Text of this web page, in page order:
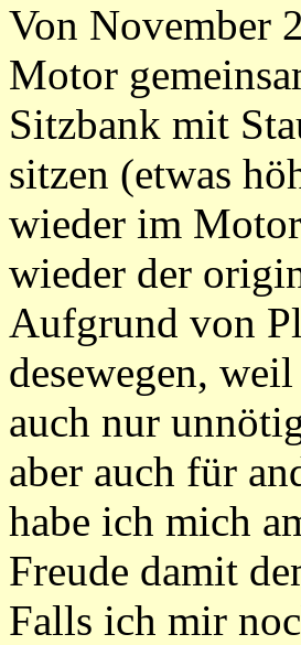
Von November
Motor
Sitzbank mit
sitzen (etwas
wieder im
wieder der
Aufgrund von
desewegen,
auch nur
aber auch für
habe ich mich
Freude damit
Falls ich mir